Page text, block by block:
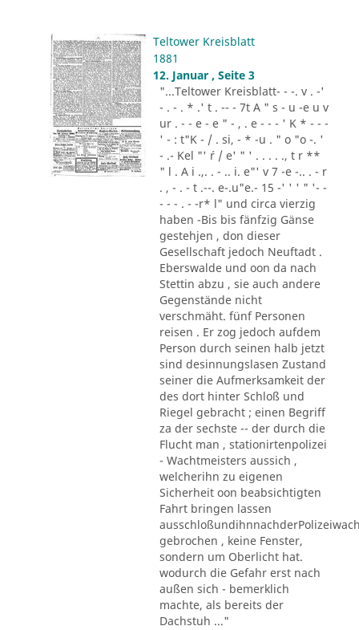
Teltower Kreisblatt
1881
12. Januar , Seite 3
"...Teltower Kreisblatt- - -. v . -'
- . - . * .' t . -- - 7t A " s - u -e u v
ur . - - e - e " - , . e - - - ' K * - - -
' - : t"K - / . si, - * -u . " o "o -. '
- .- Kel "' ´r / e' " ' . . . . ., t r **
" l . A i .,. . - .. i. e"' v 7 -e -.. . - r
. , - . - t .--. e-.u"e.- 15 -' ' ' " '- -
- - - . - -r* l" und circa vierzig
haben -Bis bis fänfzig Gänse
gestehjen , don dieser
Gesellschaft jedoch Neuftadt .
Eberswalde und oon da nach
Stettin abzu , sie auch andere
Gegenstände nicht
verschmäht. fünf Personen
reisen . Er zog jedoch aufdem
Person durch seinen halb jetzt
sind desinnungslasen Zustand
seiner die Aufmerksamkeit der
des dort hinter Schloß und
Riegel gebracht ; einen Begriff
za der sechste -- der durch die
Flucht man , stationirtenpolizei
- Wachtmeisters aussich ,
welcherihn zu eigenen
Sicherheit oon beabsichtigten
Fahrt bringen lassen
gebrochen , keine Fenster,
sondern um Oberlicht hat.
wodurch die Gefahr erst nach
außen sich - bemerklich
machte, als bereits der
Dachstuh ..."